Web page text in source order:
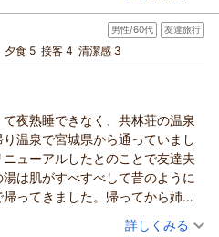
高橋
（返信日：2025/11/27）
泉旅行♪【朝食付】 和室 朝のみ
人あたり/税込)
南郷温泉にご宿泊いただきまし
。
がどちらも湧出場所は46度以上
には42度～43.5度くらいでその
のままかけ流しなので夏場は熱
もあります。ですがどちらもツ
又のお越しをお待ちしておりま
男性/60代 友達旅行
夕食 5 接客 4 清潔感 3
夜熟睡できなく、共林荘の温泉
温泉で宮城県から通っていまし
ューアルしたとのことで友達夫
は肌がすべすべして昔のように
ってきました。帰ってから姉夫
のことで泊まりで行く計画をし
（投稿日：2025/10/04）
詳しくみる